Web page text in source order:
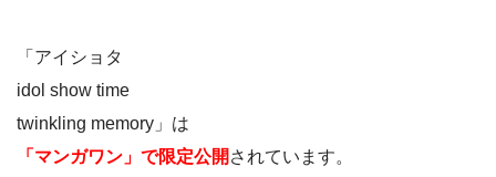
「アイショタ
idol show time
twinkling memory」は
「マンガワン」で限定公開 されています。